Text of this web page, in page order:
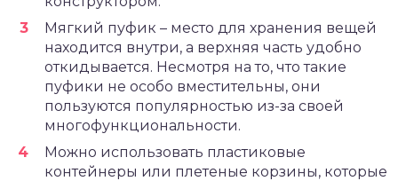
Мягкий пуфик – место для хранения вещей
находится внутри, а верхняя часть удобно
откидывается. Несмотря на то, что такие
пуфики не особо вместительны, они
пользуются популярностью из-за своей
многофункциональности.
Можно использовать пластиковые
контейнеры или плетеные корзины, которые